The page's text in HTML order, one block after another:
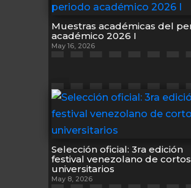
Muestras académicas del
académico 2026 I
May 16, 2026
Selección oficial: 3ra edición
festival venezolano de cortos
universitarios
May 8, 2026